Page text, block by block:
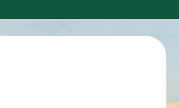
09:00-13:00
Geschlossen
einschließlich 1. Januar